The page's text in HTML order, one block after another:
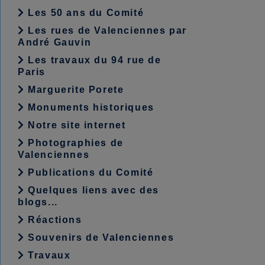
Les 50 ans du Comité
Les rues de Valenciennes par
André Gauvin
Les travaux du 94 rue de
Paris
Marguerite Porete
Monuments historiques
Notre site internet
Photographies de
Valenciennes
Publications du Comité
Quelques liens avec des
blogs...
Réactions
Souvenirs de Valenciennes
Travaux